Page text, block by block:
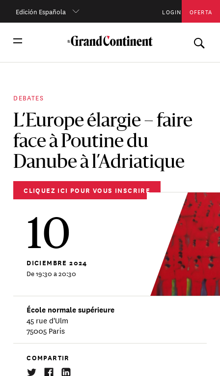
Edición Española LOGIN OFERTA
DEBATES
L’Europe élargie – faire
face à Poutine du
Danube à l’Adriatique
CLIQUEZ ICI POUR VOUS INSCRIRE
10
DICIEMBRE 2024
De 19:30 a 20:30
École normale supérieure
45 rue d'Ulm
75005 Paris
COMPARTIR